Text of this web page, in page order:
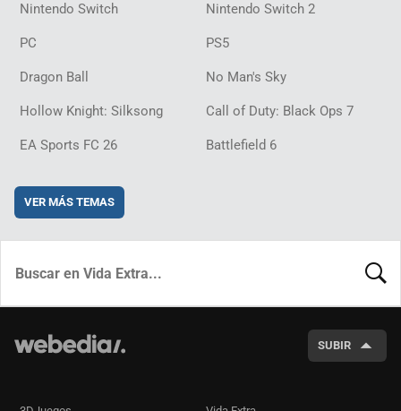
Nintendo Switch Nintendo Switch 2
PC PS5
Dragon Ball No Man's Sky
Hollow Knight: Silksong Call of Duty: Black Ops 7
EA Sports FC 26 Battlefield 6
VER MÁS TEMAS
SUBIR